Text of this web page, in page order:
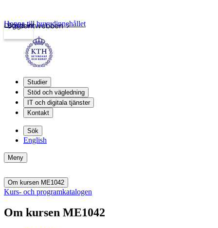
Studentwebben
Logga in
Hoppa till huvudinnehållet
Studier
Stöd och vägledning
IT och digitala tjänster
Kontakt
Sök
English
Meny
Om kursen ME1042
Kurs- och programkatalogen
Om kursen ME1042